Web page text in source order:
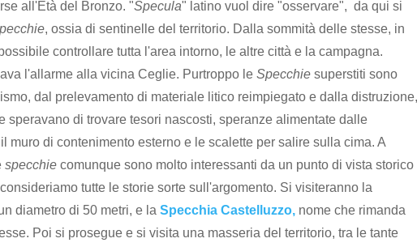
all'Età del Bronzo. "Specula" latino vuol dire "osservare", da qui si
, ossia di sentinelle del territorio. Dalla sommità delle stesse, in
controllare tutta l'area intorno, le altre città e la campagna.
l'allarme alla vicina Ceglie. Purtroppo le Specchie superstiti sono
dal prelevamento di materiale litico reimpiegato e dalla distruzione,
speravano di trovare tesori nascosti, speranze alimentate dalle
muro di contenimento esterno e le scalette per salire sulla cima. A
specchie comunque sono molto interessanti da un punto di vista storico
tutte le storie sorte sull'argomento. Si visiteranno la
diametro di 50 metri, e la Specchia Castelluzzo, nome che rimanda
Poi si prosegue e si visita una masseria del territorio, tra le tante